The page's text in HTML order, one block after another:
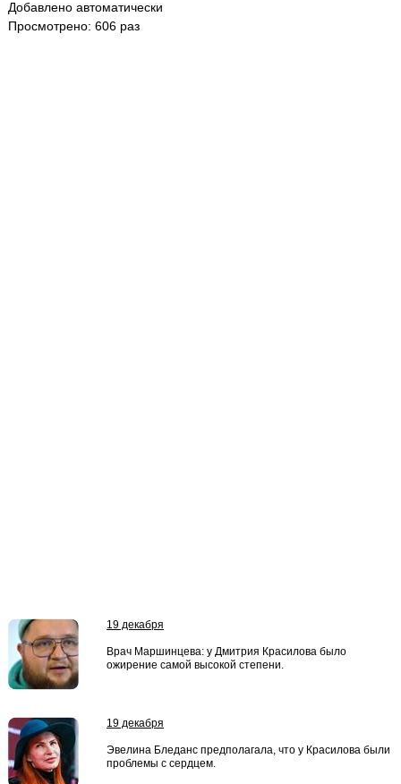
Добавлено автоматически
Просмотрено: 606 раз
19 декабря
Врач Маршинцева: у Дмитрия Красилова было
ожирение самой высокой степени.
19 декабря
Эвелина Бледанс предполагала, что у Красилова были
проблемы с сердцем.